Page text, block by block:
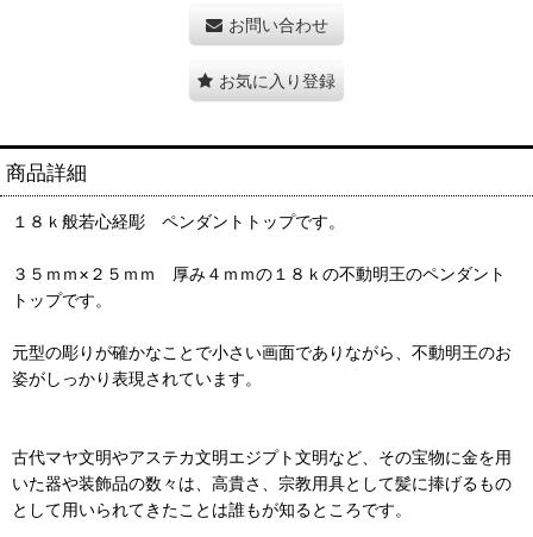
お問い合わせ
お気に入り登録
商品詳細
１８ｋ般若心経彫 ペンダントトップです。
３５ｍｍ×２５ｍｍ 厚み４ｍｍの１８ｋの不動明王のペンダント
トップです。
元型の彫りが確かなことで小さい画面でありながら、不動明王のお
姿がしっかり表現されています。
古代マヤ文明やアステカ文明エジプト文明など、その宝物に金を用
いた器や装飾品の数々は、高貴さ、宗教用具として髪に捧げるもの
として用いられてきたことは誰もが知るところです。